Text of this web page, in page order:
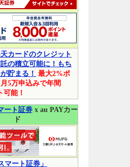
カードのクレジット
の積立可能に！もち
貯まる！ 最大2%ポ
5万申込みで年間
可能！
ート証券x au PAYカー
ド
マート証券」